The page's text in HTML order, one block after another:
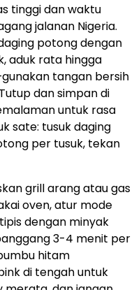
tinggi dan waktu
jalanan Nigeria.
potong dengan
aduk rata hingga
tangan bersih
dan simpan di
untuk rasa
sate: tusuk daging
per tusuk, tekan
grill arang atau gas
oven, atur mode
dengan minyak
3-4 menit per
hitam
di tengah untuk